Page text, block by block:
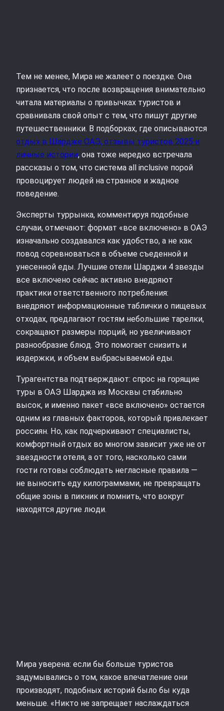
Тем не менее, Мира не жалеет о поездке. Она
признается, что после возвращения внимательно
читала материалы о привычках туристов и
сравнивала свой опыт с тем, что пишут другие
путешественники. В подборках, где описываются
отдых в Шардже ОАЭ, отзывы туристов 2025 и
личные истории, она тоже нередко встречала
рассказы о том, что система all inclusive порой
провоцирует людей на странное и жадное
поведение.
Эксперты туррынка, комментируя подобные
случаи, отмечают: формат «все включено» в ОАЭ
изначально создавался как удобство, а не как
повод соревноваться в объеме съеденной и
унесенной еды. Лучшие отели Шарджи 4 звезды
все включено сейчас активно внедряют
практики ответственного потребления:
внедряют информационные таблички о пищевых
отходах, предлагают гостям небольшие тарелки,
сокращают размеры порций, но увеличивают
разнообразие блюд. Это помогает снизить и
издержки, и объем выбрасываемой еды.
Турагентства подтверждают: спрос на горящие
туры в ОАЭ Шарджа из Москвы стабильно
высок, и именно пакет «все включено» остается
одним из главных факторов, который привлекает
россиян. Но, как подчеркивают специалисты,
комфортный отдых во многом зависит уже не от
звездности отеля, а от того, насколько сами
гости готовы соблюдать негласные правила —
не выносить еду килограммами, не превращать
общие зоны в пикник и помнить, что вокруг
находятся другие люди.
Мира уверена: если бы больше туристов
задумывались о том, какое впечатление они
производят, подобных историй было бы куда
меньше. «Никто не запрещает наслаждаться